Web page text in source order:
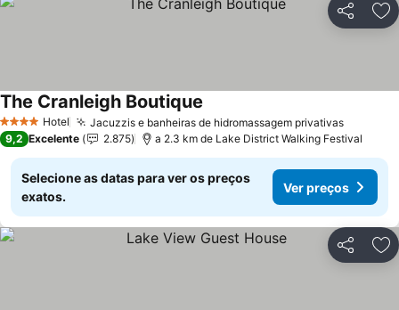
Partilhar
4 EstrelasHotel Jacuzzis e banheiras de hidromassagem privativasVer
The Cranleigh Boutique
9,2 Excelente 2.875 a 2.3 km de Lake District Walking Festival
Selecione as datas para ver os preços
exatos.
Ver preços
Partilhar